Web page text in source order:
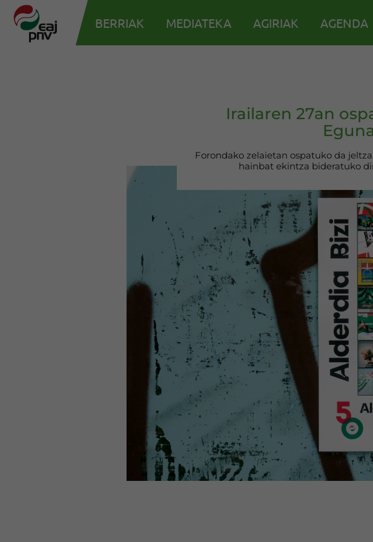
BERRIAK MEDIATEKA AGIRIAK AGENDA
Irailaren 27an
Forondako zelaietan ospatuko da
hainbat ekintza bideratuko